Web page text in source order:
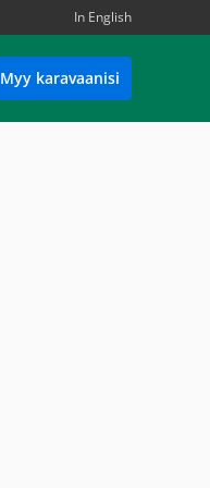
In English
Myy karavaanisi